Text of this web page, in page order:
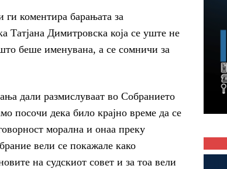
коментира барањата за
Татјана Димитровска која се уште не
беше именувана, а се сомничи за
дали размислуваат во Собранието
посочи дека било крајно време да се
морална и онаа преку
вели се покажале како
на судскиот совет и за тоа вели